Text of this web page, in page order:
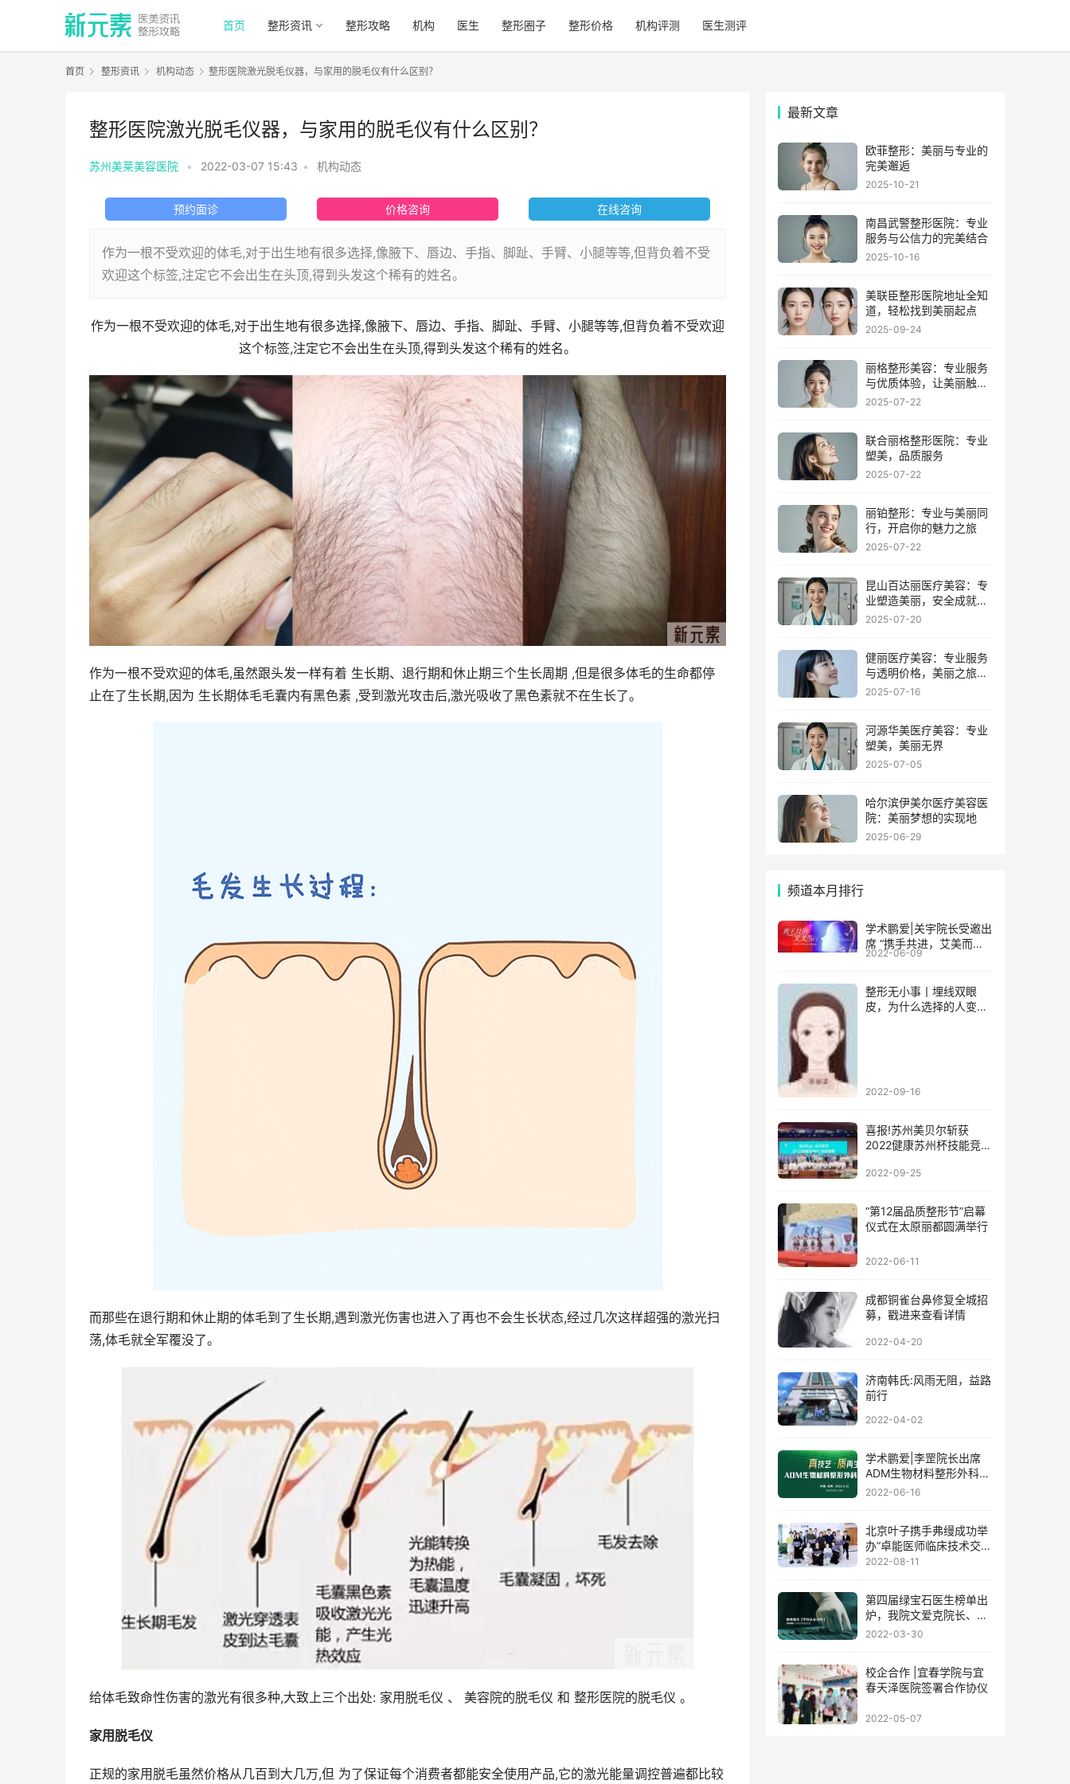
首页 整形资讯 整形攻略 机构 医生 整形圈子 整形价格 机构评测 医生测评
首页 整形资讯 机构动态 整形医院激光脱毛仪器，与家用的脱毛仪有什么区别？
整形医院激光脱毛仪器，与家用的脱毛仪有什么区别？
苏州美莱美容医院 • 2022-03-07 15:43 • 机构动态
预约面诊 价格咨询 在线咨询
作为一根不受欢迎的体毛,对于出生地有很多选择,像腋下、唇边、手指、脚趾、手臂、小腿等等,但背负着不受
欢迎这个标签,注定它不会出生在头顶,得到头发这个稀有的姓名。
作为一根不受欢迎的体毛,对于出生地有很多选择,像腋下、唇边、手指、脚趾、手臂、小腿等等,但背负着不受欢迎
这个标签,注定它不会出生在头顶,得到头发这个稀有的姓名。
作为一根不受欢迎的体毛,虽然跟头发一样有着 生长期、退行期和休止期三个生长周期 ,但是很多体毛的生命都停
止在了生长期,因为 生长期体毛毛囊内有黑色素 ,受到激光攻击后,激光吸收了黑色素就不在生长了。
而那些在退行期和休止期的体毛到了生长期,遇到激光伤害也进入了再也不会生长状态,经过几次这样超强的激光扫
荡,体毛就全军覆没了。
给体毛致命性伤害的激光有很多种,大致上三个出处: 家用脱毛仪 、 美容院的脱毛仪 和 整形医院的脱毛仪 。
家用脱毛仪
正规的家用脱毛虽然价格从几百到大几万,但 为了保证每个消费者都能安全使用产品,它的激光能量调控普遍都比较
最新文章
欧菲整形：美丽与专业的
完美邂逅
2025-10-21
南昌武警整形医院：专业
服务与公信力的完美结合
2025-10-16
美联臣整形医院地址全知
道，轻松找到美丽起点
2025-09-24
丽格整形美容：专业服务
与优质体验，让美丽触手
可及
2025-07-22
联合丽格整形医院：专业
塑美，品质服务
2025-07-22
丽铂整形：专业与美丽同
行，开启你的魅力之旅
2025-07-22
昆山百达丽医疗美容：专
业塑造美丽，安全成就梦
想
2025-07-20
健丽医疗美容：专业服务
与透明价格，美丽之旅从
这里开始
2025-07-16
河源华美医疗美容：专业
塑美，美丽无界
2025-07-05
哈尔滨伊美尔医疗美容医
院：美丽梦想的实现地
2025-06-29
频道本月排行
学术鹏爱|关宇院长受邀出
席 “携手共进，艾美而行”
中国行年度巡讲活动
2022-06-09
整形无小事丨埋线双眼
皮，为什么选择的人变少
2022-09-16
喜报!苏州美贝尔斩获
2022健康苏州杯技能竞赛
2022-09-25
“第12届品质整形节”启幕
仪式在太原丽都圆满举行
2022-06-11
成都铜雀台鼻修复全城招
募，戳进来查看详情
2022-04-20
济南韩氏:风雨无阻，益路
前行
2022-04-02
学术鹏爱|李罡院长出席
ADM生物材料整形外科学
术论坛
2022-06-16
北京叶子携手弗缦成功举
办“卓能医师临床技术交流
会”
2022-08-11
第四届绿宝石医生榜单出
炉，我院文爱克院长、邹
功伟主任荣誉登榜!
2022-03-30
校企合作 |宜春学院与宜
春天泽医院签署合作协仪
2022-05-07